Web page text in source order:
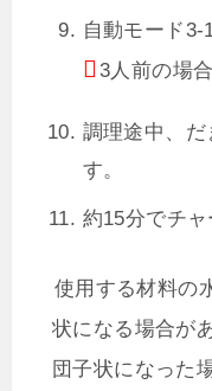
自動モード3-
3人前の場
調理途中、だ
す。
約15分でチャ
使用する材料の
状になる場合が
団子状になった